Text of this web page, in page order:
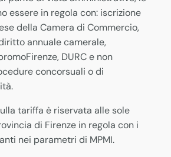
essere in regola con: iscrizione
della Camera di Commercio,
annuale camerale,
DURC e non
concorsuali o di
tariffa è riservata alle sole
di Firenze in regola con i
nei parametri di MPMI.